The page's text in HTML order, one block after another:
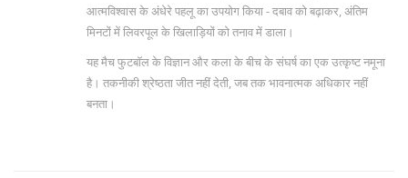
आत्मविश्वास के अंधेरे पहलू का उपयोग किया - दबाव को बढ़ाकर, अंतिम
मिनटों में लिवरपूल के खिलाड़ियों को तनाव में डाला।
यह मैच फुटबॉल के विज्ञान और कला के बीच के संघर्ष का एक उत्कृष्ट नमूना
है। तकनीकी श्रेष्ठता जीत नहीं देती, जब तक भावनात्मक अधिकार नहीं
बनता।